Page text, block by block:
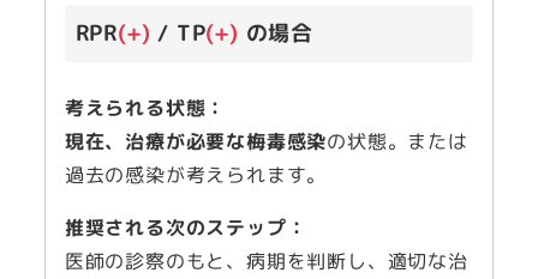
RPR(+) / TP(+) の場合
考えられる状態：
現在、治療が必要な梅毒感染の状態。または
過去の感染が考えられます。
推奨される次のステップ：
医師の診察のもと、病期を判断し、適切な治